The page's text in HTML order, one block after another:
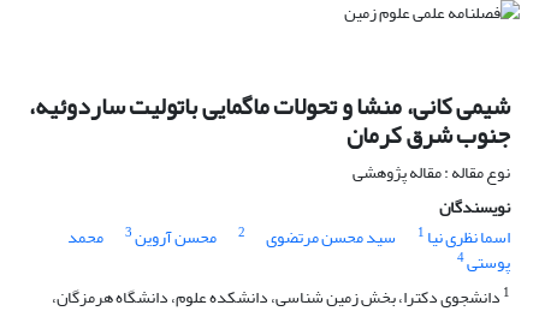
شیمی کانی، منشا و تحولات ماگمایی باتولیت ساردوئیه،
جنوب شرق کرمان
نوع مقاله : مقاله پژوهشی
نویسندگان
اسما نظری نیا 1 سید محسن مرتضوی 2 محسن آروین3 محمد
پوستی4
1 دانشجوی دکترا، بخش زمین شناسی، دانشکده علوم، دانشگاه هرمزگان،